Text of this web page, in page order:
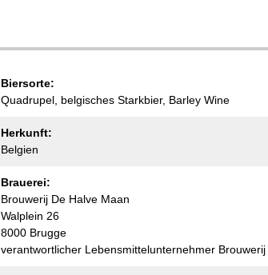
Biersorte:
Quadrupel, belgisches Starkbier, Barley Wine
Herkunft:
Belgien
Brauerei:
Brouwerij De Halve Maan
Walplein 26
8000 Brugge
verantwortlicher Lebensmittelunternehmer